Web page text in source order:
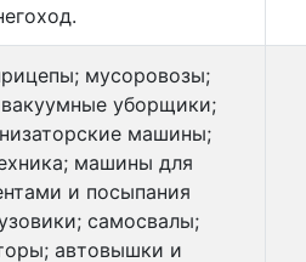
мусоровозы;
уборщики;
машины;
машины для
и посыпания
самосвалы;
автовышки и